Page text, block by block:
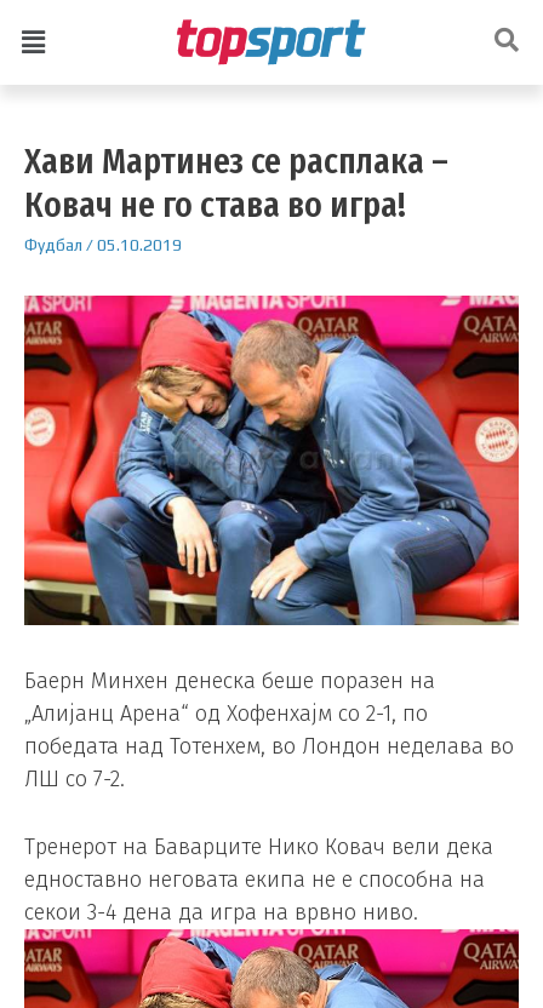
Хави Мартинез се расплака –
Ковач не го става во игра!
Фудбал /05.10.2019
Баерн Минхен денеска беше поразен на
„Алијанц Арена“ од Хофенхајм со 2-1, по
победата над Тотенхем, во Лондон неделава во
ЛШ со 7-2.
Тренерот на Баварците Нико Ковач вели дека
едноставно неговата екипа не е способна на
секои 3-4 дена да игра на врвно ниво.